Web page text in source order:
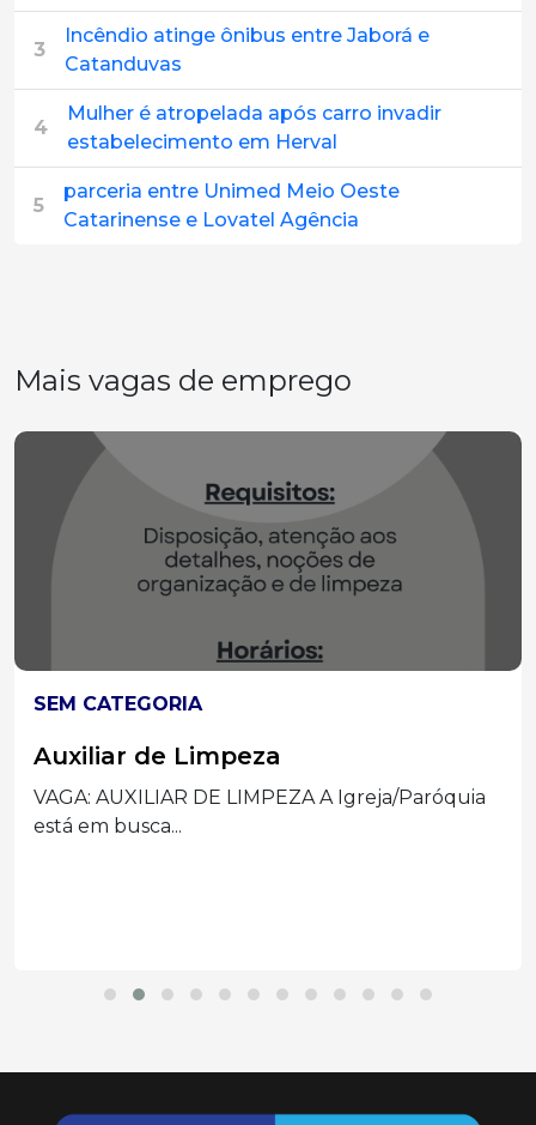
3
Incêndio atinge ônibus entre Jaborá e
Catanduvas
4
Mulher é atropelada após carro invadir
estabelecimento em Herval
5
parceria entre Unimed Meio Oeste
Catarinense e Lovatel Agência
Mais vagas de emprego
SEM CATEGORIA
Auxiliar de Limpeza
VAGA: AUXILIAR DE LIMPEZA A Igreja/Paróquia
está em busca...